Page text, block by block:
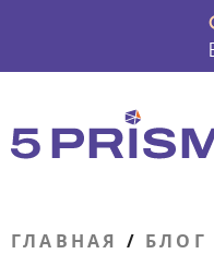
ГЛАВНАЯ / БЛОГ